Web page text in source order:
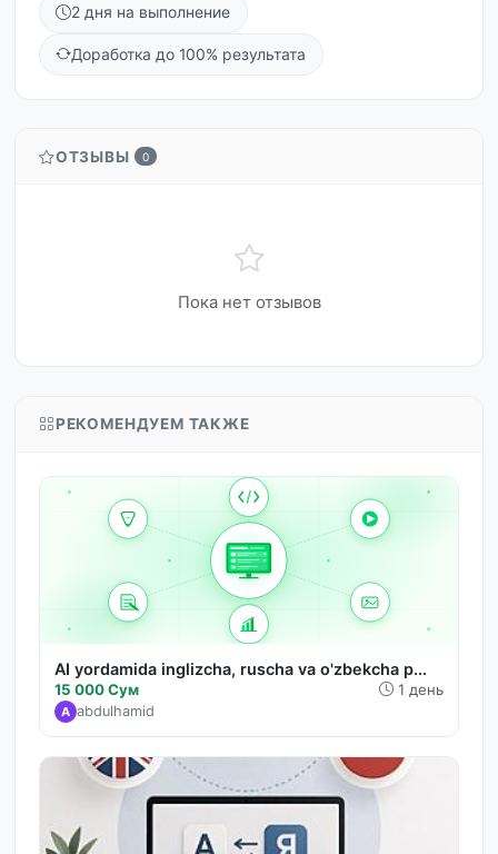
2 дня на выполнение
Доработка до 100% результата
ОТЗЫВЫ 0
Пока нет отзывов
РЕКОМЕНДУЕМ ТАКЖЕ
AI yordamida inglizcha, ruscha va o'zbekcha p...
15 000 Сум 1 день
A abdulhamid